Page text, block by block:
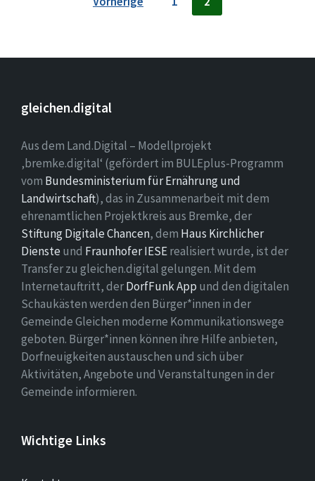
Beiträge
gleichen.digital
Aus dem Land.Digital – Modellprojekt
‚bremke.digital‘ (gefördert im BULEplus-Programm
vom Bundesministerium für Ernährung und
Landwirtschaft), das in Zusammenarbeit mit dem
ehrenamtlichen Projektkreis aus Bremke, der
Stiftung Digitale Chancen, dem Haus Kirchlicher
Dienste und Fraunhofer IESErealisiert wurde, ist der
Transfer zu gleichen.digital gelungen. Mit dem
Internetauftritt, derDorfFunk App und den digitalen
Schaukästen werden den Bürger*innen in der
Gemeinde Gleichen moderne Kommunikationswege
geboten. Bürger*innen können ihre Hilfe anbieten,
Dorfneuigkeiten austauschen und sich über
Aktivitäten, Angebote und Veranstaltungen in der
Gemeinde informieren.
Wichtige Links